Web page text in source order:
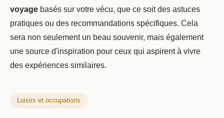
voyage basés sur votre vécu, que ce soit des astuces
pratiques ou des recommandations spécifiques. Cela
sera non seulement un beau souvenir, mais également
une source d'inspiration pour ceux qui aspirent à vivre
des expériences similaires.
Loisirs et occupations